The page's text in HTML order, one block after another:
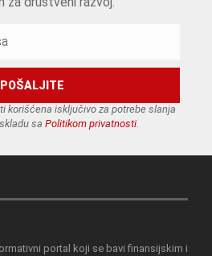
korišćena isključivo za potrebe slanja
sa Politikom privatnosti.
portal koji se bavi finansijskim i